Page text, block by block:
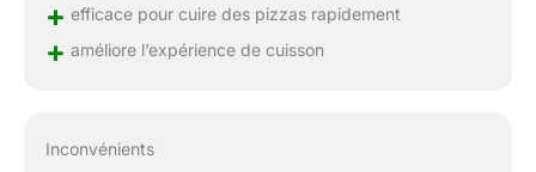
+ efficace pour cuire des pizzas rapidement
+ améliore l’expérience de cuisson
Inconvénients